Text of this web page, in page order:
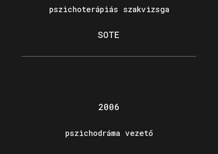
pszichoterápiás szakvizsga
SOTE
2006
pszichodráma vezető